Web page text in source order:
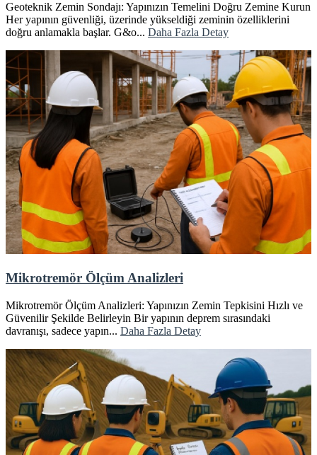
Geoteknik Zemin Sondajı: Yapınızın Temelini Doğru Zemine Kurun
Her yapının güvenliği, üzerinde yükseldiği zeminin özelliklerini
doğru anlamakla başlar. G&o... Daha Fazla Detay
Mikrotremör Ölçüm Analizleri
Mikrotremör Ölçüm Analizleri: Yapınızın Zemin Tepkisini Hızlı ve
Güvenilir Şekilde Belirleyin Bir yapının deprem sırasındaki
davranışı, sadece yapın... Daha Fazla Detay